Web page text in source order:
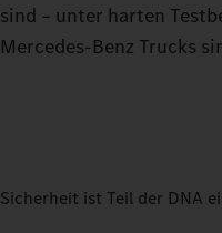
sind – unter harten
Mercedes‑Benz Trucks
Sicherheit ist Teil der DNA